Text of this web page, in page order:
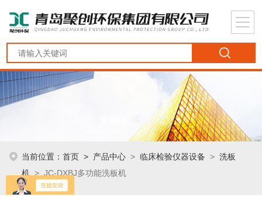
当前位置：首页 > 产品中心 >临床检验仪器设备 >洗板
机 > JC-DXBJ多功能洗板机